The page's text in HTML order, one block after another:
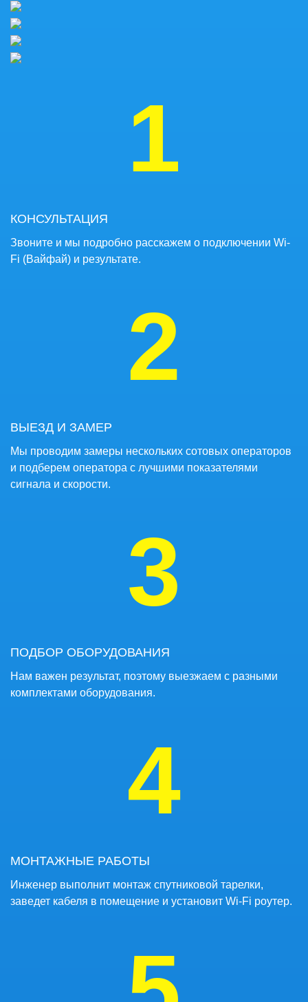
1
КОНСУЛЬТАЦИЯ
Звоните и мы подробно расскажем о подключении Wi-
Fi (Вайфай) и результате.
2
ВЫЕЗД И ЗАМЕР
Мы проводим замеры нескольких сотовых операторов
и подберем оператора с лучшими показателями
сигнала и скорости.
3
ПОДБОР ОБОРУДОВАНИЯ
Нам важен результат, поэтому выезжаем с разными
комплектами оборудования.
4
МОНТАЖНЫЕ РАБОТЫ
Инженер выполнит монтаж спутниковой тарелки,
заведет кабеля в помещение и установит Wi-Fi роутер.